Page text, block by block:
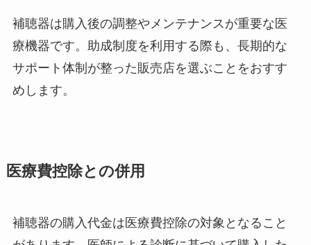
補聴器は購入後の調整やメンテナンスが重要な医
療機器です。助成制度を利用する際も、長期的な
サポート体制が整った販売店を選ぶことをおすす
めします。
医療費控除との併用
補聴器の購入代金は医療費控除の対象となること